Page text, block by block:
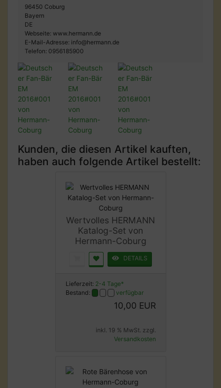
96450 Coburg
Bayern
DE
Webseite: www.hermann.de
E-Mail-Adresse: info@hermann.de
Telefon: 0956185900
Kunden, die diesen Artikel kauften,
haben auch folgende Artikel bestellt:
Wertvolles HERMANN
Katalog-Set von
Hermann-Coburg
DETAILS
Lieferzeit: 2-4 Tage*
Bestand:
verfügbar
10,00 EUR
inkl. 19 % MwSt. zzgl.
Versandkosten